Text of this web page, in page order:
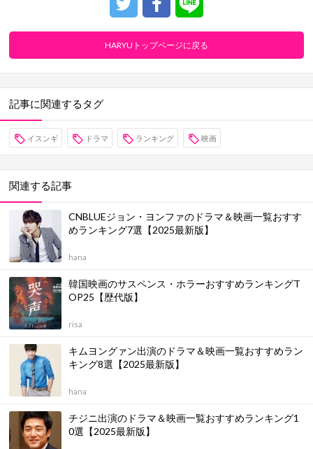
HARYUトップページに戻る
記事に関連するタグ
イスンギ ドラマ ランキング 映画
関連する記事
CNBLUEジョン・ヨンファのドラマ＆映画一覧おすす
めランキング7選【2025最新版】
hana
韓国映画のサスペンス・ホラーおすすめランキングT
OP25【歴代版】
risa
キムヨングァン出演のドラマ＆映画一覧おすすめラン
キング8選【2025最新版】
hana
チジニ出演のドラマ＆映画一覧おすすめランキング1
0選【2025最新版】